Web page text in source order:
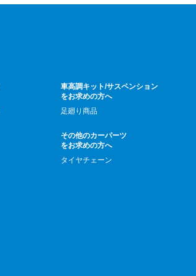
車高調キット/サスペンション
をお求めの方へ
足廻り商品
その他のカーパーツ
をお求めの方へ
タイヤチェーン